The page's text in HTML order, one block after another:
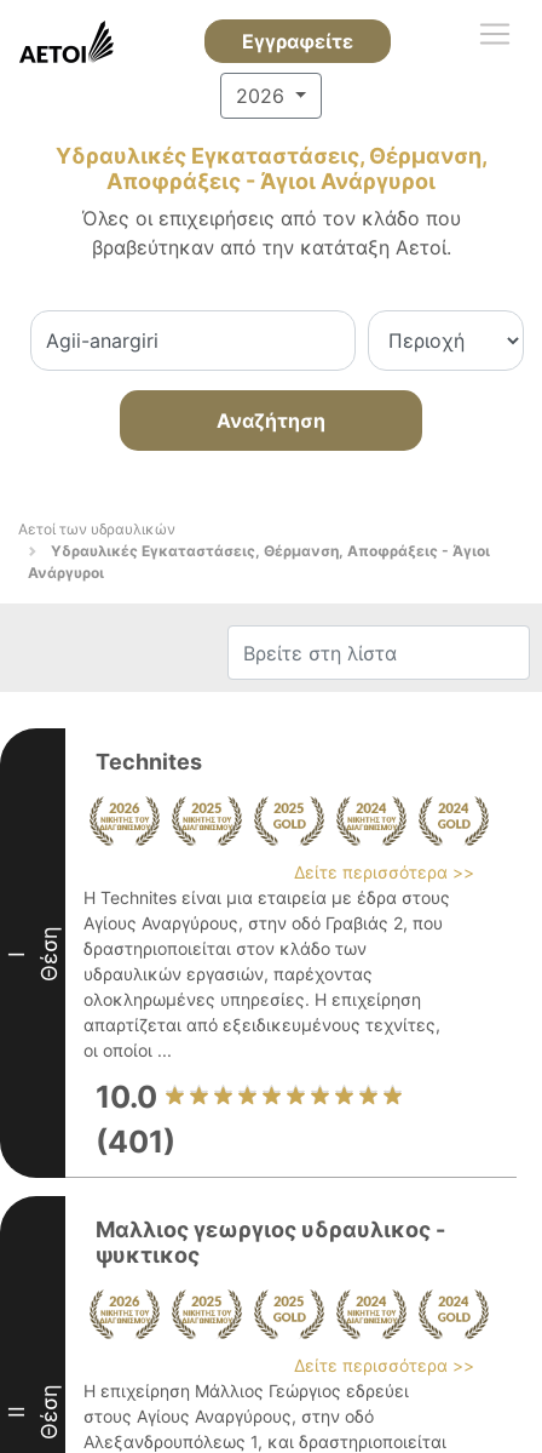
Εγγραφείτε
2026
Υδραυλικές Εγκαταστάσεις, Θέρμανση,
Αποφράξεις - Άγιοι Ανάργυροι
Όλες οι επιχειρήσεις από τον κλάδο που
βραβεύτηκαν από την κατάταξη Αετοί.
Αναζήτηση
Αετοί των υδραυλικών
Υδραυλικές Εγκαταστάσεις, Θέρμανση, Αποφράξεις - Άγιοι
Ανάργυροι
I Θέση
Technites
Δείτε περισσότερα >>
Η Technites είναι μια εταιρεία με έδρα στους
Αγίους Αναργύρους, στην οδό Γραβιάς 2, που
δραστηριοποιείται στον κλάδο των
υδραυλικών εργασιών, παρέχοντας
ολοκληρωμένες υπηρεσίες. Η επιχείρηση
απαρτίζεται από εξειδικευμένους τεχνίτες,
οι οποίοι ...
10.0
(401)
II Θέση
Μαλλιος γεωργιος υδραυλικος -
ψυκτικος
Δείτε περισσότερα >>
Η επιχείρηση Μάλλιος Γεώργιος εδρεύει
στους Αγίους Αναργύρους, στην οδό
Αλεξανδρουπόλεως 1, και δραστηριοποιείται